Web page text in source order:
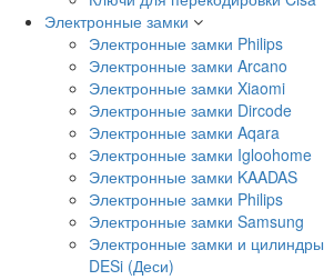
Электронные замки
Электронные замки Philips
Электронные замки Arcano
Электронные замки Xiaomi
Электронные замки Dircode
Электронные замки Aqara
Электронные замки Igloohome
Электронные замки KAADAS
Электронные замки Philips
Электронные замки Samsung
Электронные замки и цилиндры
DESi (Деси)